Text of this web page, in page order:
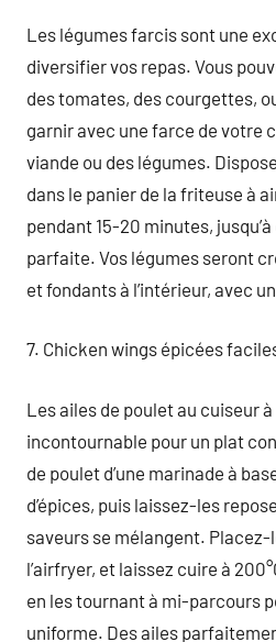
Les légumes farcis sont une
diversifier vos repas. Vous
des tomates, des courgettes,
garnir avec une farce de votre
viande ou des légumes.
dans le panier de la friteuse à
pendant 15-20 minutes,
parfaite. Vos légumes seront
et fondants à l’intérieur, avec
7. Chicken wings épicées
Les ailes de poulet au cuiseur
incontournable pour un plat
de poulet d’une marinade à
d’épices, puis laissez-les
saveurs se mélangent. Placez-
l’airfryer, et laissez cuire à
en les tournant à mi-parcours
uniforme. Des ailes